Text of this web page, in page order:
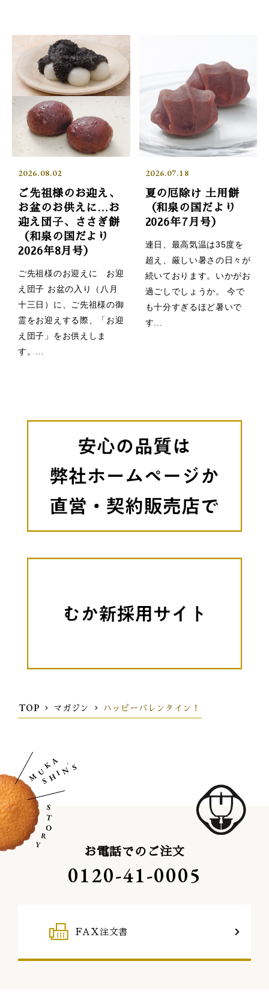
2026.08.02
ご先祖様のお迎え、
お盆のお供えに…お
迎え団子、ささぎ餅
（和泉の国だより
2026年8月号）
ご先祖様のお迎えに お迎
え団子 お盆の入り（八月
十三日）に、ご先祖様の御
霊をお迎えする際、「お迎
え団子」をお供えしま
す。...
2026.07.18
夏の厄除け 土用餅
（和泉の国だより
2026年7月号）
連日、最高気温は35度を
超え、厳しい暑さの日々が
続いております。いかがお
過ごしでしょうか。 今で
も十分すぎるほど暑いで
す...
TOP マガジン ハッピーバレンタイン！
お電話でのご注文
0120-41-0005
FAX注文書